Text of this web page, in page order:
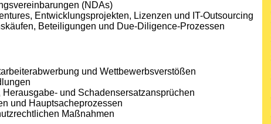
(NDAs)
Entwicklungsprojekten, Lizenzen und IT-Outsourcing
Beteiligungen und Due-Diligence-Prozessen
und Wettbewerbsverstößen
und Schadensersatzansprüchen
und Hauptsacheprozessen
Maßnahmen